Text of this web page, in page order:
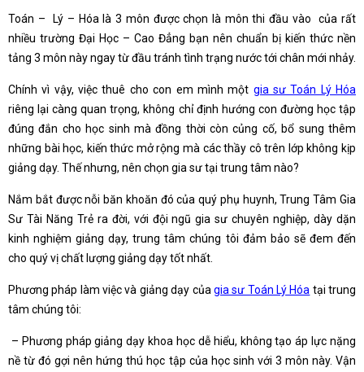
Toán – Lý – Hóa là 3 môn được chọn là môn thi đầu vào của rất
nhiều trường Đại Học – Cao Đẳng bạn nên chuẩn bị kiến thức nền
tảng 3 môn này ngay từ đầu tránh tình trạng nước tới chân mới nhảy.
Chính vì vậy, việc thuê cho con em mình một gia sư Toán Lý Hóa
riêng lại càng quan trọng, không chỉ định hướng con đường học tập
đúng đắn cho học sinh mà đồng thời còn củng cố, bổ sung thêm
những bài học, kiến thức mở rộng mà các thầy cô trên lớp không kịp
giảng dạy. Thế nhưng, nên chọn gia sư tại trung tâm nào?
Nắm bắt được nỗi băn khoăn đó của quý phụ huynh, Trung Tâm Gia
Sư Tài Năng Trẻ ra đời, với đội ngũ gia sư chuyên nghiệp, dày dặn
kinh nghiệm giảng dạy, trung tâm chúng tôi đảm bảo sẽ đem đến
cho quý vị chất lượng giảng dạy tốt nhất.
Phương pháp làm việc và giảng dạy của gia sư Toán Lý Hóa tại trung
tâm chúng tôi:
– Phương pháp giảng dạy khoa học dễ hiểu, không tạo áp lực nặng
nề từ đó gợi nên hứng thú học tập của học sinh với 3 môn này. Vận